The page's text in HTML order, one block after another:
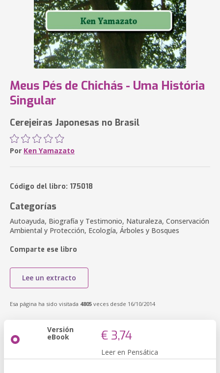
Meus Pés de Chichás - Uma História
Singular
Cerejeiras Japonesas no Brasil
Por Ken Yamazato
Código del libro: 175018
Categorías
Autoayuda, Biografía y Testimonio, Naturaleza, Conservación
Ambiental y Protección, Ecología, Árboles y Bosques
Comparte ese libro
Lee un extracto
Esa página ha sido visitada 4805 veces desde 16/10/2014
Versión
eBook € 3,74
Leer en Pensática